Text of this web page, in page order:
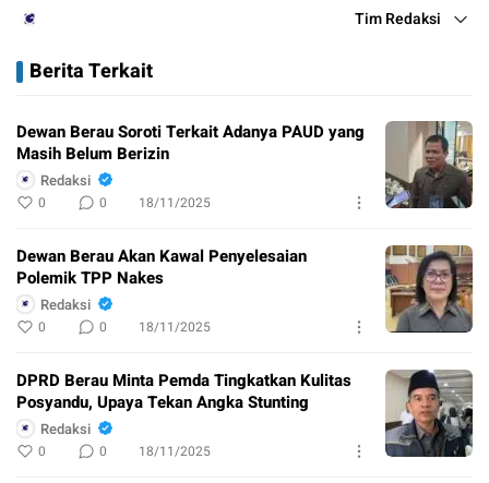
Tim Redaksi
Berita Terkait
Dewan Berau Soroti Terkait Adanya PAUD yang
Masih Belum Berizin
Redaksi
0 0 18/11/2025
Dewan Berau Akan Kawal Penyelesaian
Polemik TPP Nakes
Redaksi
0 0 18/11/2025
DPRD Berau Minta Pemda Tingkatkan Kulitas
Posyandu, Upaya Tekan Angka Stunting
Redaksi
0 0 18/11/2025